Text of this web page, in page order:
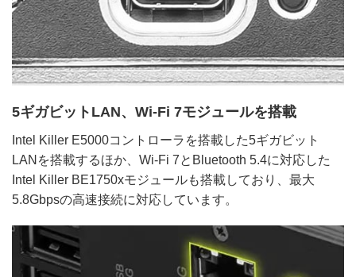
5ギガビットLAN、Wi-Fi 7モジュールを搭載
Intel Killer E5000コントローラを搭載した5ギガビット
LANを搭載するほか、Wi-Fi 7とBluetooth 5.4に対応した
Intel Killer BE1750xモジュールも搭載しており、最大
5.8Gbpsの高速接続に対応しています。